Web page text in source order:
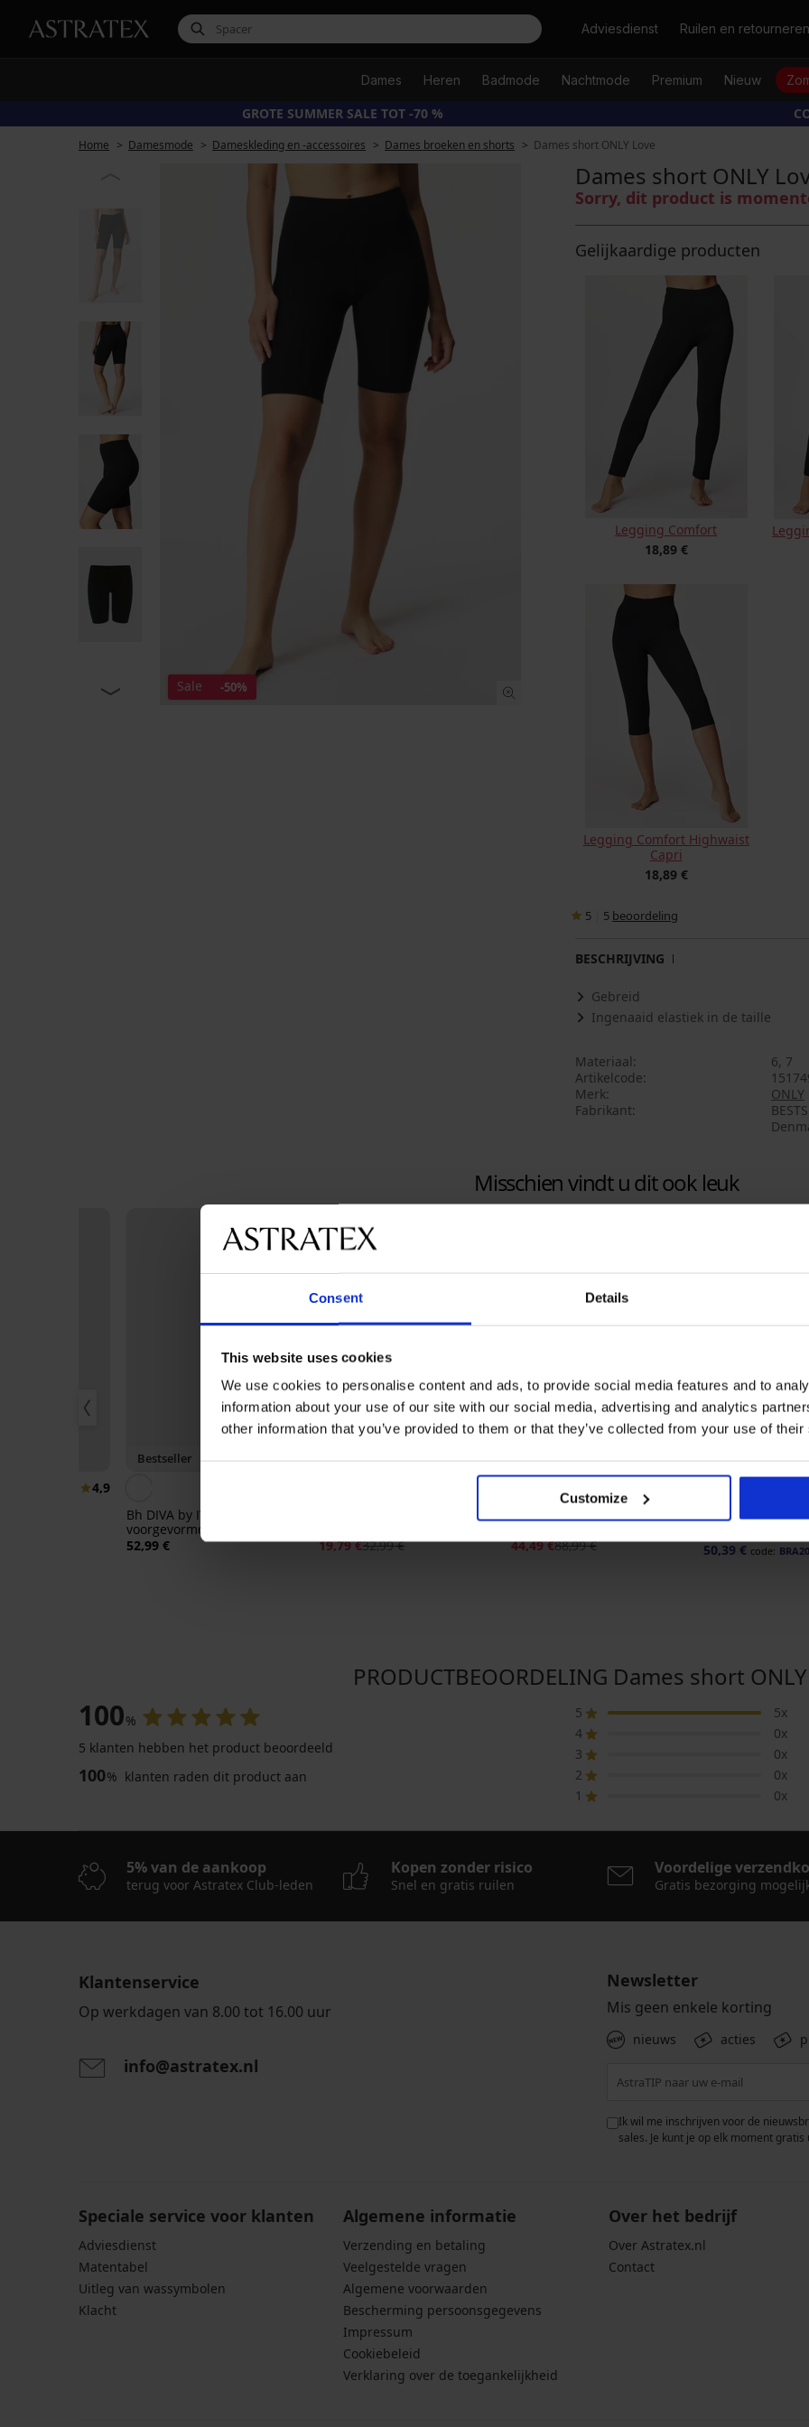
Consent Details
This website uses cookies
We use cookies to personalise content and ads, to provide social media features and to
information about your use of our site with our social media, advertising and analytics
other information that you’ve provided to them or that they’ve collected from your use of
Customize
ZoekenAdviesdienst Ruilen en retourneren
Dames Heren Badmode Nachtmode Premium Nieuw
GROTE SUMMER SALE TOT -70 %
Home Damesmode Dameskleding en -accessoires Dames broeken en shorts Dames short ONLY Love
Sale -50%
Dames short ONLY
Sorry, dit product is
Gelijkaardige producten
Legging Comfort
18,89 €
Legging Comfort Highwaist
Capri
18,89 €
5 5 beoordeling
BESCHRIJVING
Gebreid
Ingenaaid elastiek in de taille
Materiaal
6, 7
Artikelcode
Merk
ONLY
Fabrikant
Misschien vindt u dit ook leuk
4,9
Bestseller
Bh DIVA by IVA niet-
voorgevormd
52,99 €
Korting -40%
Beha Fili verstevigd zonder
19,79 €32,99 €
Korting -50%
Sneldrogende bikinitop
44,49 €88,99 €
-20% BRA20
Minimizer
50,39 € code: BRA20
Luxueuze
60,99
€
€
PRODUCTBEOORDELING Dames short
100%
5 klanten hebben het product beoordeeld
100% klanten raden dit product aan
5
5x
4
0x
3
0x
2
0x
1
0x
5% van de aankoop
terug voor Astratex Club-leden
Kopen zonder risico
Snel en gratis ruilen
Voordelige
Gratis bezorging
Klantenservice
Op werkdagen van 8.00 tot 16.00 uur
info@astratex.nl
Newsletter
Mis geen enkele korting
nieuws acties
Ik wil me inschrijven voor de
sales. Je kunt je op elk moment gratis
Speciale service voor klanten
Adviesdienst
Matentabel
Uitleg van wassymbolen
Klacht
Algemene informatie
Verzending en betaling
Veelgestelde vragen
Algemene voorwaarden
Bescherming persoonsgegevens
Impressum
Cookiebeleid
Verklaring over de toegankelijkheid
Over het bedrijf
Over Astratex.nl
Contact